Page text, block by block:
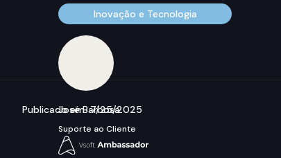
Inovação e Tecnologia
José Barbosa
Suporte ao Cliente
Publicado em 7/25/2025